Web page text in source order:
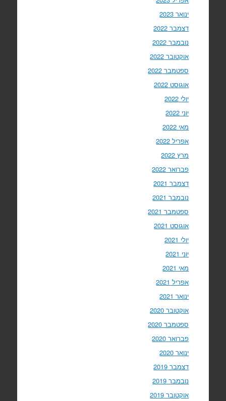
ינואר 2023
דצמבר 2022
נובמבר 2022
אוקטובר 2022
ספטמבר 2022
אוגוסט 2022
יולי 2022
יוני 2022
מאי 2022
אפריל 2022
מרץ 2022
פברואר 2022
דצמבר 2021
נובמבר 2021
ספטמבר 2021
אוגוסט 2021
יולי 2021
יוני 2021
מאי 2021
אפריל 2021
ינואר 2021
אוקטובר 2020
ספטמבר 2020
פברואר 2020
ינואר 2020
דצמבר 2019
נובמבר 2019
אוקטובר 2019